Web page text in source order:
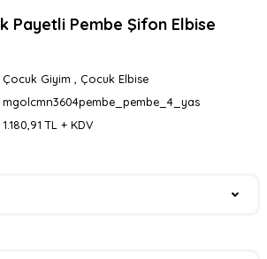
Payetli Pembe Şifon Elbise
Çocuk Giyim
Çocuk Elbise
mgolcmn3604pembe_pembe_4_yas
1.180,91 TL + KDV